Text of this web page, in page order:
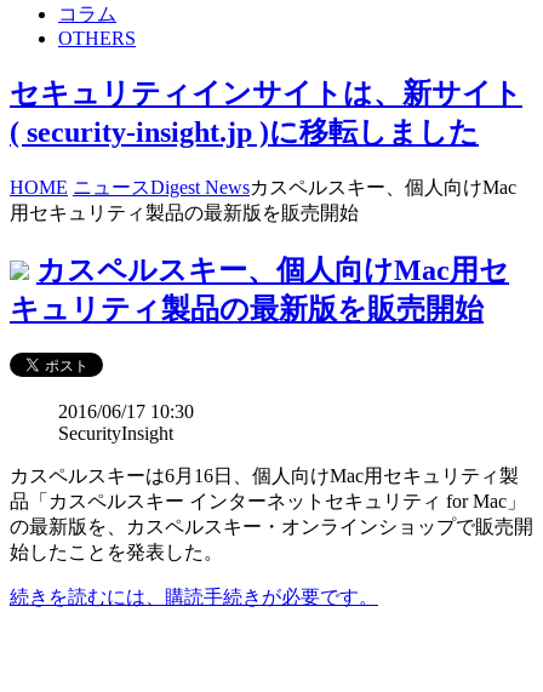
コラム
OTHERS
セキュリティインサイトは、新サイト
( security-insight.jp )に移転しました
HOME ニュースDigest Newsカスペルスキー、個人向けMac
用セキュリティ製品の最新版を販売開始
カスペルスキー、個人向けMac用セ
キュリティ製品の最新版を販売開始
2016/06/17 10:30
SecurityInsight
カスペルスキーは6月16日、個人向けMac用セキュリティ製
品「カスペルスキー インターネットセキュリティ for Mac」
の最新版を、カスペルスキー・オンラインショップで販売開
始したことを発表した。
続きを読むには、購読手続きが必要です。